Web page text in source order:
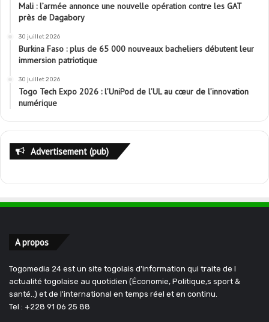
Mali : l’armée annonce une nouvelle opération contre les GAT
près de Dagabory
30 juillet 2026
Burkina Faso : plus de 65 000 nouveaux bacheliers débutent leur
immersion patriotique
30 juillet 2026
Togo Tech Expo 2026 : l’UniPod de l’UL au cœur de l’innovation
numérique
Advertisement (pub)
A propos
Togomedia 24 est un site togolais d'information qui traite de l
actualité togolaise au quotidien (Économie, Politique,s sport &
santé..) et de l'international en temps réel et en continu.
Tel : +228 91 06 25 88